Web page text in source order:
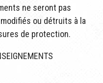
ne seront pas
ou détruits à la
de protection.